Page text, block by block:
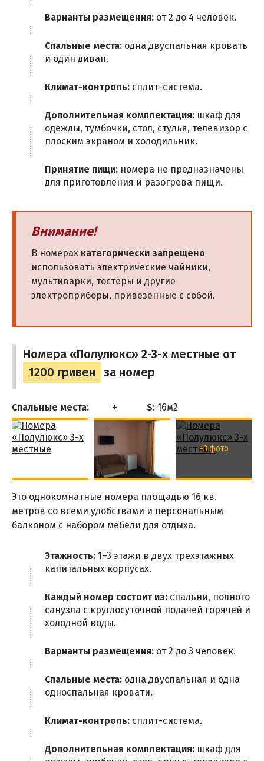
Варианты размещения: от 2 до 4 человек.
Спальные места: одна двуспальная кровать
и один диван.
Климат-контроль: сплит-система.
Дополнительная комплектация: шкаф для
одежды, тумбочки, стол, стулья, телевизор с
плоским экраном и холодильник.
Принятие пищи: номера не предназначены
для приготовления и разогрева пищи.
Внимание!
В номерах категорически запрещено
использовать электрические чайники,
мультиварки, тостеры и другие
электроприборы, привезенные с собой.
Номера «Полулюкс» 2-3-х местные от
1200 гривен
за номер
Спальные места: S: 16м2
+3 фото
Это однокомнатные номера площадью 16 кв.
метров со всеми удобствами и персональным
балконом с набором мебели для отдыха.
Этажность: 1–3 этажи в двух трехэтажных
капитальных корпусах.
Каждый номер состоит из: спальни, полного
санузла с круглосуточной подачей горячей и
холодной воды.
Варианты размещения: от 2 до 3 человек.
Спальные места: одна двуспальная и одна
односпальная кровати.
Климат-контроль: сплит-система.
Дополнительная комплектация: шкаф для